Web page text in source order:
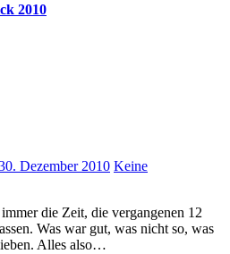
2010
Dezember 2010 Keine
Was war gut, was nicht so, was
Alles also…